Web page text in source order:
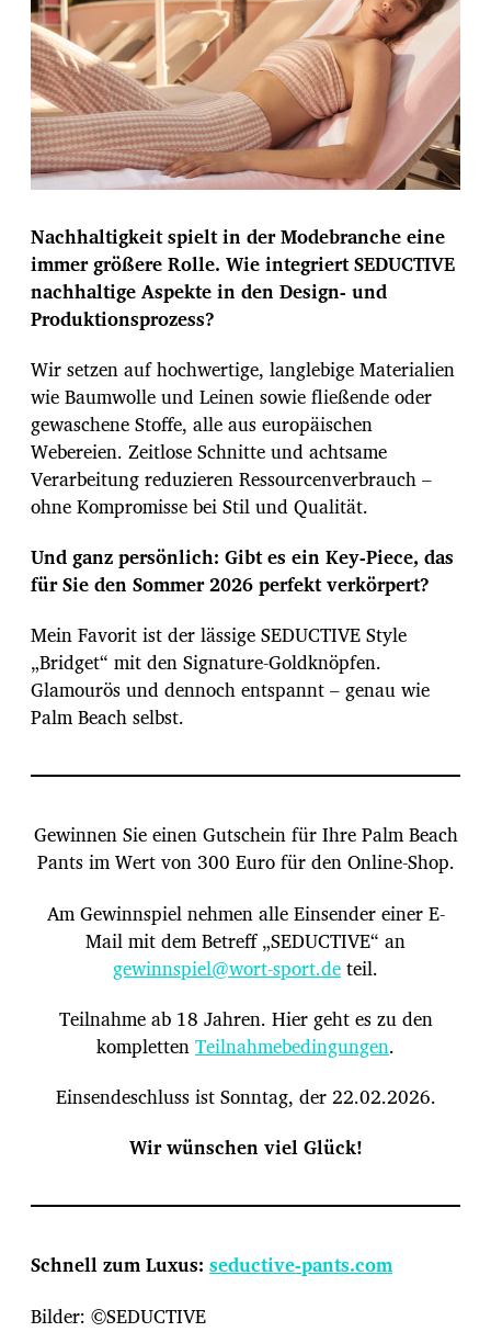
Nachhaltigkeit spielt in der Modebranche eine
immer größere Rolle. Wie integriert SEDUCTIVE
nachhaltige Aspekte in den Design- und
Produktionsprozess?
Wir setzen auf hochwertige, langlebige Materialien
wie Baumwolle und Leinen sowie fließende oder
gewaschene Stoffe, alle aus europäischen
Webereien. Zeitlose Schnitte und achtsame
Verarbeitung reduzieren Ressourcenverbrauch –
ohne Kompromisse bei Stil und Qualität.
Und ganz persönlich: Gibt es ein Key-Piece, das
für Sie den Sommer 2026 perfekt verkörpert?
Mein Favorit ist der lässige SEDUCTIVE Style
„Bridget“ mit den Signature-Goldknöpfen.
Glamourös und dennoch entspannt – genau wie
Palm Beach selbst.
Gewinnen Sie einen Gutschein für Ihre Palm Beach
Pants im Wert von 300 Euro für den Online-Shop.
Am Gewinnspiel nehmen alle Einsender einer E-
Mail mit dem Betreff „SEDUCTIVE“ an
gewinnspiel@wort-sport.deteil.
Teilnahme ab 18 Jahren. Hier geht es zu den
komplettenTeilnahmebedingungen.
Einsendeschluss ist Sonntag, der 22.02.2026.
Wir wünschen viel Glück!
Schnell zum Luxus: seductive-pants.com
Bilder: ©SEDUCTIVE